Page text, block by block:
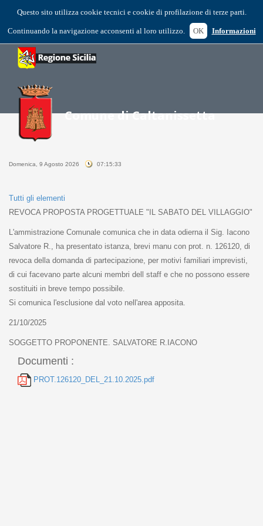
Questo sito utilizza cookie tecnici e cookie di profilazione di terze parti.
Continuando la navigazione acconsenti al loro utilizzo. OK Informazioni
Domenica, 9 Agosto 2026 07:15:33
Tutti gli elementi
REVOCA PROPOSTA PROGETTUALE "IL SABATO DEL VILLAGGIO"
L'ammistrazione Comunale comunica che in data odierna il Sig. Iacono
Salvatore R., ha presentato istanza, brevi manu con prot. n. 126120, di
revoca della domanda di partecipazione, per motivi familiari imprevisti,
di cui facevano parte alcuni membri dell staff e che no possono essere
sostituiti in breve tempo possibile.
Si comunica l'esclusione dal voto nell'area apposita.
21/10/2025
SOGGETTO PROPONENTE. SALVATORE R.IACONO
Documenti :
PROT.126120_DEL_21.10.2025.pdf